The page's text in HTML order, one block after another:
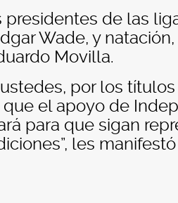
de las
Wade, y
Movilla.
por los
el apoyo de
para que sigan
les